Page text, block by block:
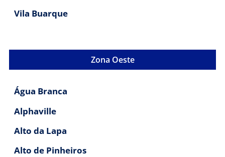
Vila Buarque
Zona Oeste
Água Branca
Alphaville
Alto da Lapa
Alto de Pinheiros